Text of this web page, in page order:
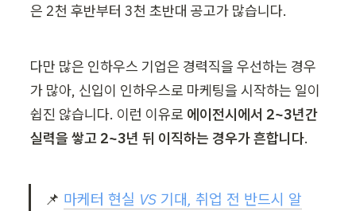
은 2천 후반부터 3천 초반대 공고가 많습니다.
다만 많은 인하우스 기업은 경력직을 우선하는 경우
가 많아, 신입이 인하우스로 마케팅을 시작하는 일이
쉽진 않습니다. 이런 이유로 에이전시에서 2~3년간
실력을 쌓고 2~3년 뒤 이직하는 경우가 흔합니다.
📌 마케터 현실 VS 기대, 취업 전 반드시 알